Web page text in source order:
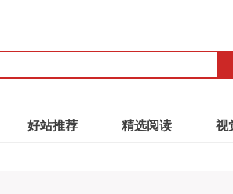
好站推荐 精选阅读 视